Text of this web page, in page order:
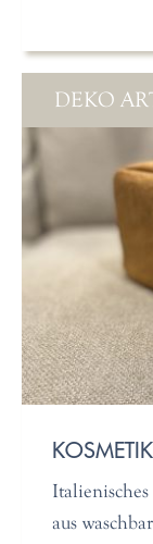
DEKO
aus